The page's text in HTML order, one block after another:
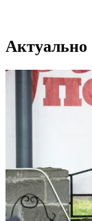
Актуально